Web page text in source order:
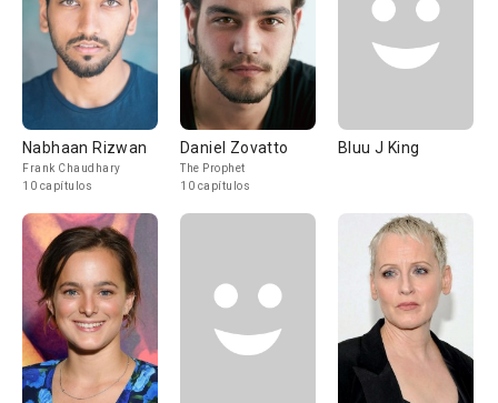
Nabhaan Rizwan
Frank Chaudhary
10 capítulos
Daniel Zovatto
The Prophet
10 capítulos
Bluu J King